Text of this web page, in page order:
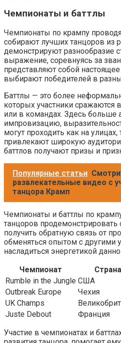
Чемпионаты и баттлы
Чемпионаты по крампу
собирают лучших танцоров из
демонстрируют разнообразие
выражение, соревнуясь за
представляют собой
выбирают победителей в
Баттлы — это более
которых участники сражаются
или в командах. Здесь больше
импровизацию,
могут проходить как на улицах,
привлекают широкую
баттлов получают призы и
Популярные статьи
развлекательные видео с
танцора Крамп
Чемпионаты и баттлы по
танцоров продемонстрировать
получить обратную связь от
обменяться опытом с другими
насладиться энергетикой
Чемпионат
Страна
Rumble in the Jungle США
Outbreak Europe
Чехия
UK Champs
Juste Debout
Франция
Участие в чемпионатах и